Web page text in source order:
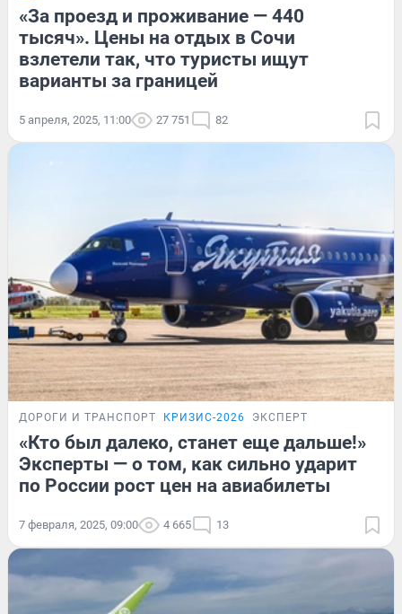
«За проезд и проживание — 440
тысяч». Цены на отдых в Сочи
взлетели так, что туристы ищут
варианты за границей
5 апреля, 2025, 11:00 27 751 82
ДОРОГИ И ТРАНСПОРТ КРИЗИС-2026 ЭКСПЕРТ
«Кто был далеко, станет еще дальше!»
Эксперты — о том, как сильно ударит
по России рост цен на авиабилеты
7 февраля, 2025, 09:00 4 665 13